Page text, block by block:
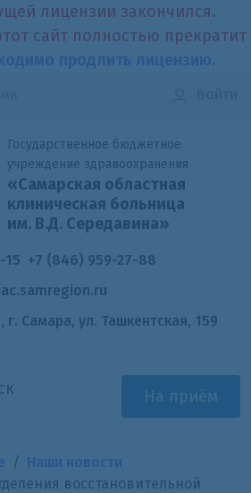
лицензии закончился.
сайт полностью прекратит
Государственное бюджетное
учреждение здравоохранения
«Самарская областная
клиническая больница
им. В.Д. Середавина»
15 +7 (846) 959-27-88
г. Самара, ул. Ташкентская, 159
На приём
восстановительной